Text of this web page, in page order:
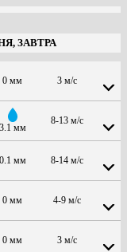
ЗАВТРА
0 мм 3 м/с
3.1 мм
8-13 м/с
0.1 мм 8-14 м/с
0 мм 4-9 м/с
0 мм 3 м/с